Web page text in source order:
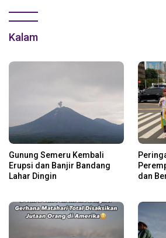
Kalam
Gunung Semeru Kembali
Erupsi dan Banjir Bandang
Lahar Dingin
dan